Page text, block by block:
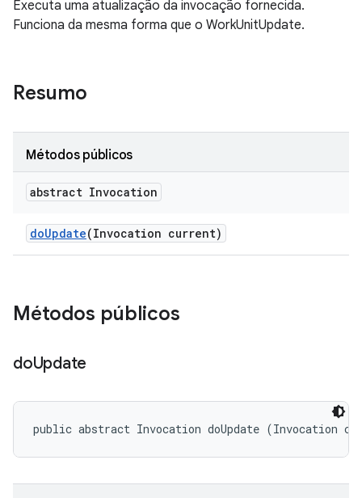
Executa uma atualização da invocação fornecida.
Funciona da mesma forma que o WorkUnitUpdate.
Resumo
Métodos públicos
abstract Invocation
doUpdate(Invocation current)
Métodos públicos
doUpdate
public abstract Invocation doUpdate (Invocation